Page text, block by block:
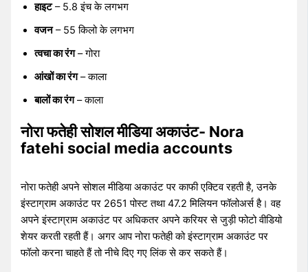
हाइट– 5.8 इंच के लगभग
वजन– 55 किलो के लगभग
त्वचा का रंग– गोरा
आंखों का रंग– काला
बालों का रंग– काला
नोरा फतेही सोशल मीडिया अकाउंट- Nora
fatehi social media accounts
नोरा फतेही अपने सोशल मीडिया अकाउंट पर काफी एक्टिव रहती है, उनके
इंस्टाग्राम अकाउंट पर 2651 पोस्ट तथा 47.2 मिलियन फॉलोअर्स है। वह
अपने इंस्टाग्राम अकाउंट पर अधिकतर अपने करियर से जुड़ी फोटो वीडियो
शेयर करती रहती हैं। अगर आप नोरा फतेही को इंस्टाग्राम अकाउंट पर
फॉलो करना चाहते हैं तो नीचे दिए गए लिंक से कर सकते हैं।